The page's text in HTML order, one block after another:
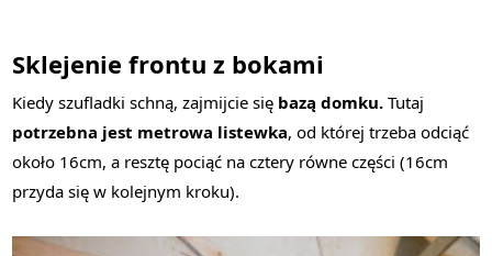
Sklejenie frontu z bokami
Kiedy szufladki schną, zajmijcie się bazą domku. Tutaj
potrzebna jest metrowa listewka, od której trzeba odciąć
około 16cm, a resztę pociąć na cztery równe części (16cm
przyda się w kolejnym kroku).